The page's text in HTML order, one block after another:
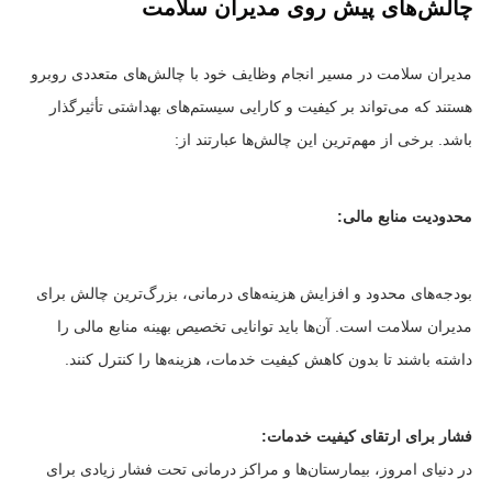
چالش‌های پیش روی مدیران سلامت
مدیران سلامت در مسیر انجام وظایف خود با چالش‌های متعددی روبرو
هستند که می‌تواند بر کیفیت و کارایی سیستم‌های بهداشتی تأثیرگذار
باشد. برخی از مهم‌ترین این چالش‌ها عبارتند از:
محدودیت منابع مالی:
بودجه‌های محدود و افزایش هزینه‌های درمانی، بزرگ‌ترین چالش برای
مدیران سلامت است. آن‌ها باید توانایی تخصیص بهینه منابع مالی را
داشته باشند تا بدون کاهش کیفیت خدمات، هزینه‌ها را کنترل کنند.
فشار برای ارتقای کیفیت خدمات:
در دنیای امروز، بیمارستان‌ها و مراکز درمانی تحت فشار زیادی برای